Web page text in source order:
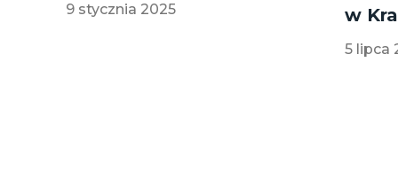
9 stycznia 2025
w
5 lipca